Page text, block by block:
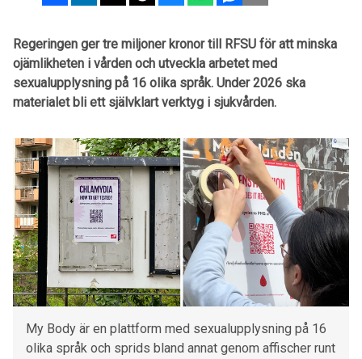
Regeringen ger tre miljoner kronor till RFSU för att minska
ojämlikheten i vården och utveckla arbetet med
sexualupplysning på 16 olika språk. Under 2026 ska
materialet bli ett självklart verktyg i sjukvården.
My Body är en plattform med sexualupplysning på 16
olika språk och sprids bland annat genom affischer runt